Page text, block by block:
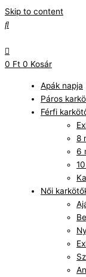
Skip to content
0 Ft 0 Kosár
Apák napja
Páros
Férfi
8
6
Női